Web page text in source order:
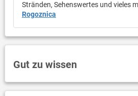
Stränden, Sehenswertes und vieles
Rogoznica
Gut zu wissen